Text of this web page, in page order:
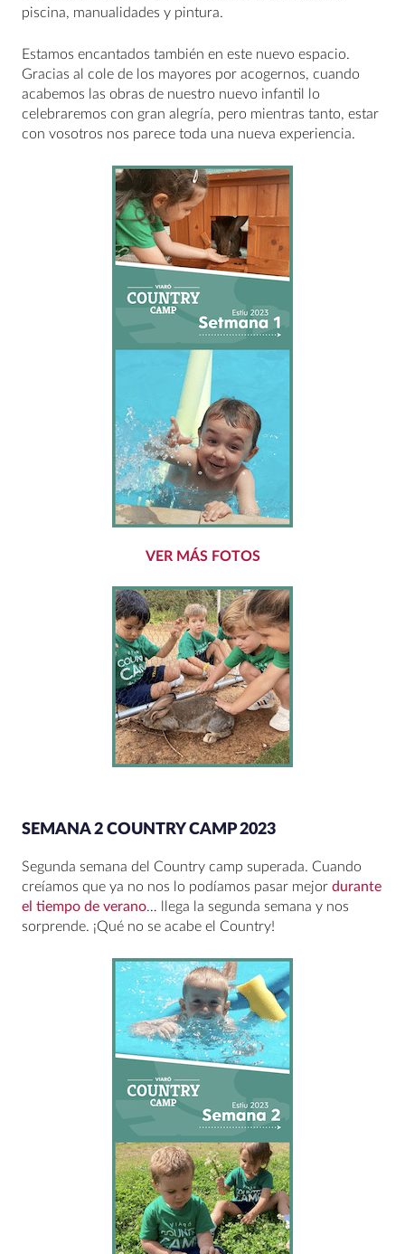
piscina, manualidades y pintura.
Estamos encantados también en este nuevo espacio.
Gracias al cole de los mayores por acogernos, cuando
acabemos las obras de nuestro nuevo infantil lo
celebraremos con gran alegría, pero mientras tanto, estar
con vosotros nos parece toda una nueva experiencia.
VER MÁS FOTOS
SEMANA 2 COUNTRY CAMP 2023
Segunda semana del Country camp superada. Cuando
creíamos que ya no nos lo podíamos pasar mejor durante
el tiempo de verano… llega la segunda semana y nos
sorprende. ¡Qué no se acabe el Country!